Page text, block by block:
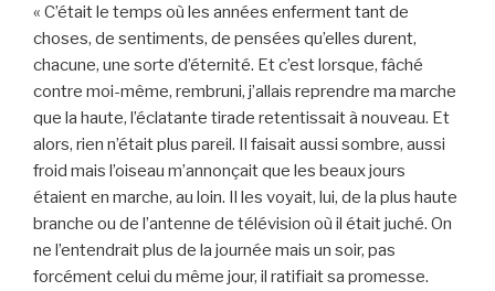
« C’était le temps où les années enferment tant de
choses, de sentiments, de pensées qu’elles durent,
chacune, une sorte d’éternité. Et c’est lorsque, fâché
contre moi-même, rembruni, j’allais reprendre ma marche
que la haute, l’éclatante tirade retentissait à nouveau. Et
alors, rien n’était plus pareil. Il faisait aussi sombre, aussi
froid mais l’oiseau m’annonçait que les beaux jours
étaient en marche, au loin. Il les voyait, lui, de la plus haute
branche ou de l’antenne de télévision où il était juché. On
ne l’entendrait plus de la journée mais un soir, pas
forcément celui du même jour, il ratifiait sa promesse.